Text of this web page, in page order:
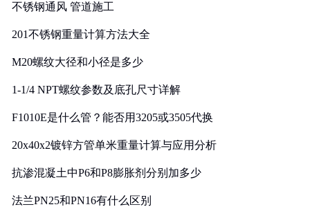
不锈钢通风 管道施工
201不锈钢重量计算方法大全
M20螺纹大径和小径是多少
1-1/4 NPT螺纹参数及底孔尺寸详解
F1010E是什么管？能否用3205或3505代换
20x40x2镀锌方管单米重量计算与应用分析
抗渗混凝土中P6和P8膨胀剂分别加多少
法兰PN25和PN16有什么区别